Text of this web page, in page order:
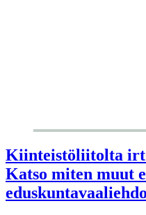
Kiinteistöliitolta
Katso miten muut